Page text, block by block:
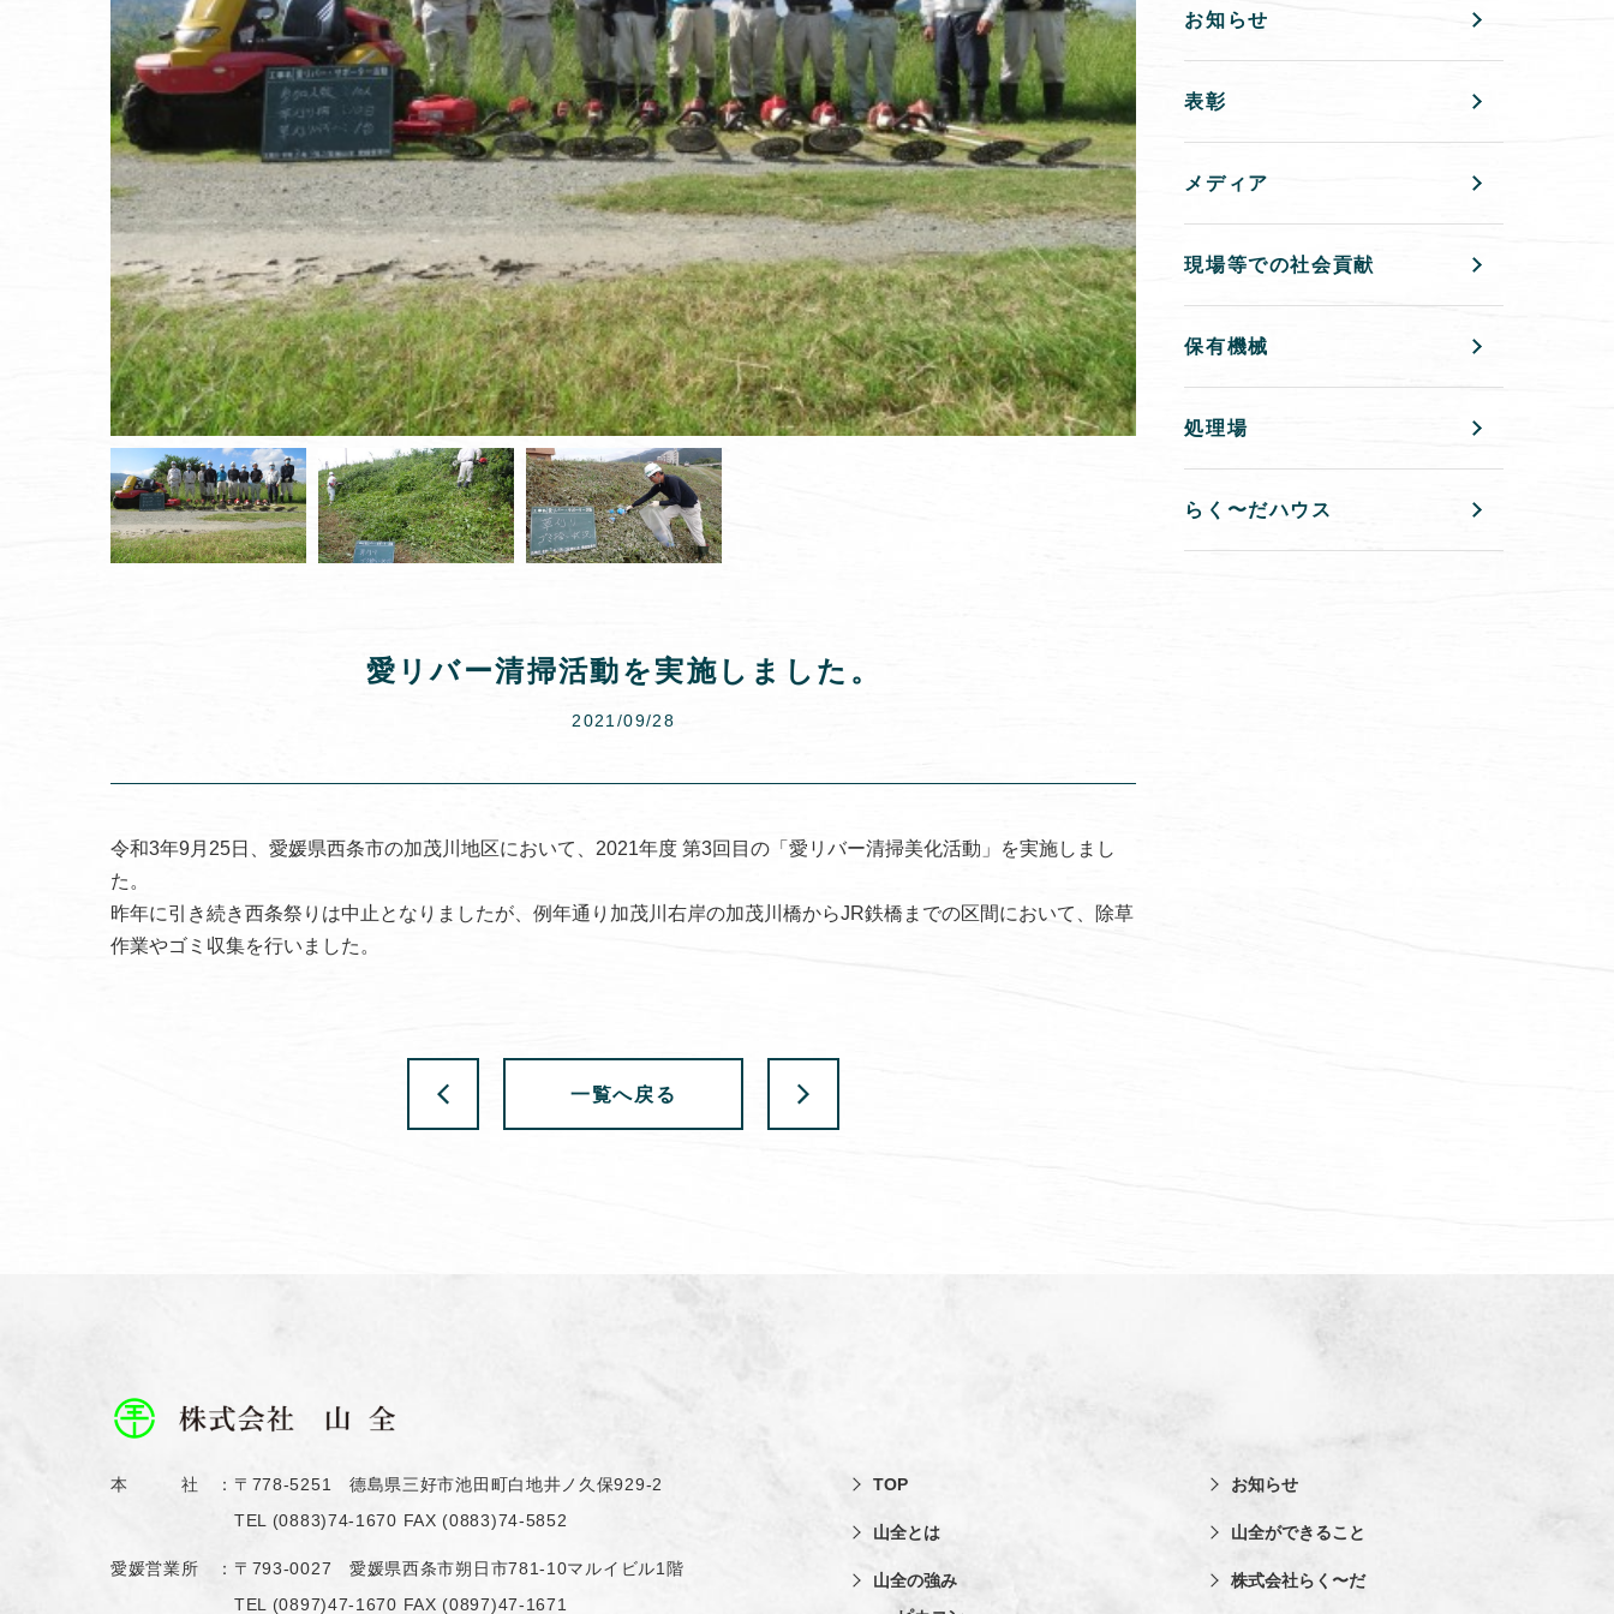
愛リバー清掃活動を実施しました。
2021/09/28
令和3年9月25日、愛媛県西条市の加茂川地区において、2021年度 第3回目の「愛リバー清掃美化活動」を実施しまし
た。
昨年に引き続き西条祭りは中止となりましたが、例年通り加茂川右岸の加茂川橋からJR鉄橋までの区間において、除草
作業やゴミ収集を行いました。
一覧へ戻る
お知らせ
表彰
メディア
現場等での社会貢献
保有機械
処理場
らく〜だハウス
本 社 ： 〒778-5251 德島県三好市池田町白地井ノ久保929-2
TEL (0883)74-1670 FAX (0883)74-5852
愛媛営業所 ： 〒793-0027 愛媛県西条市朔日市781-10マルイビル1階
TEL (0897)47-1670 FAX (0897)47-1671
TOP
山全とは
山全の強み
お知らせ
山全ができること
株式会社らく〜だ